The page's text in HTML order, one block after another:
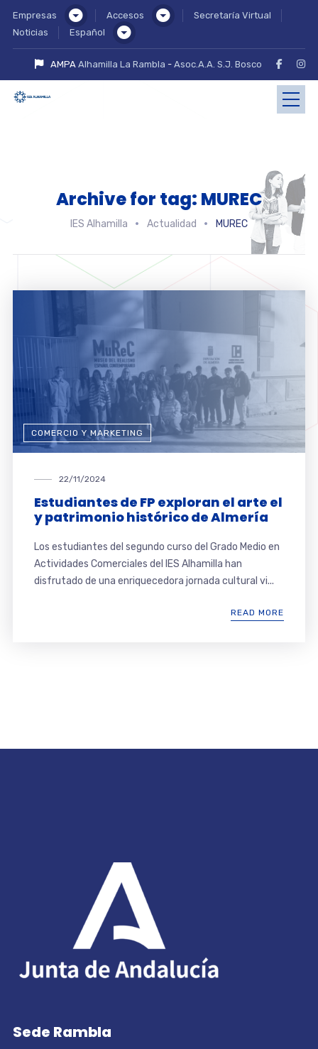
Empresas Accesos
Secretaría Virtual
Noticias
Español
AMPAAlhamilla La Rambla -Asoc.A.A. S.J. Bosco
Archive for tag: MUREC
IES Alhamilla Actualidad MUREC
COMERCIO Y MARKETING
22/11/2024
Estudiantes de FP exploran el arte el
y patrimonio histórico de Almería
Los estudiantes del segundo curso del Grado Medio en
Actividades Comerciales del IES Alhamilla han
disfrutado de una enriquecedora jornada cultural vi...
READ MORE
Sede Rambla